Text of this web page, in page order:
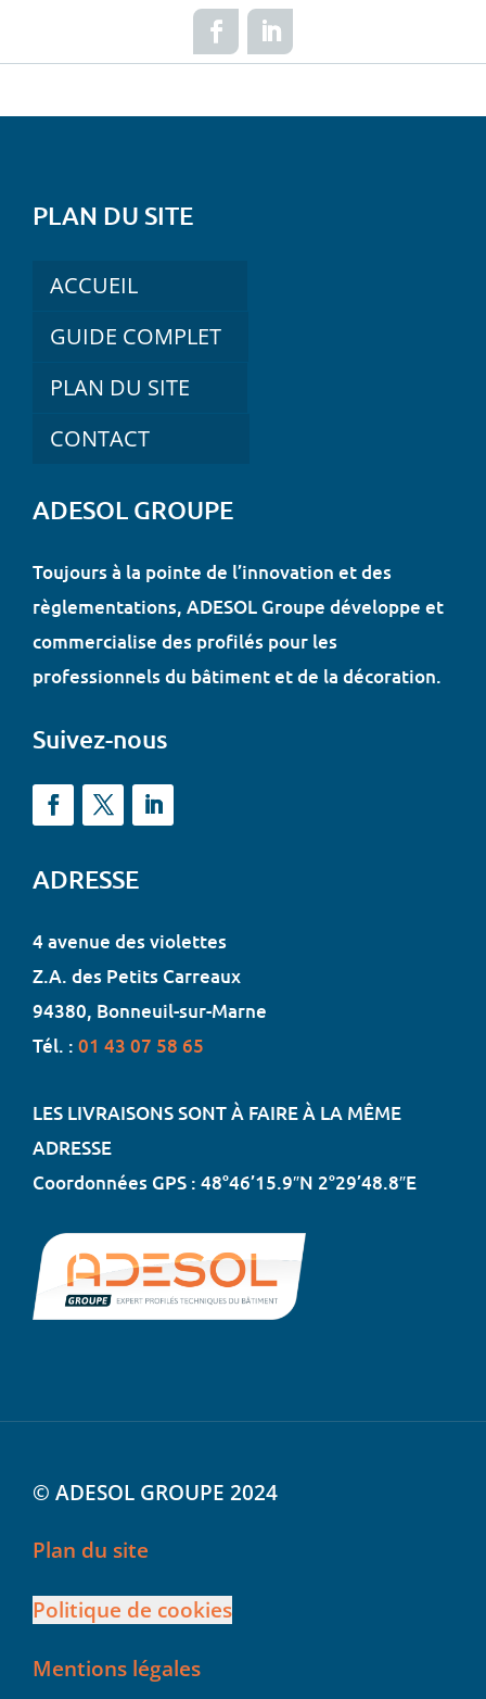
PLAN DU SITE
ACCUEIL
GUIDE COMPLET
PLAN DU SITE
CONTACT
ADESOL GROUPE
Toujours à la pointe de l’innovation et des
règlementations, ADESOL Groupe développe et
commercialise des profilés pour les
professionnels du bâtiment et de la décoration.
Suivez-nous
ADRESSE
4 avenue des violettes
Z.A. des Petits Carreaux
94380, Bonneuil-sur-Marne
Tél. : 01 43 07 58 65
LES LIVRAISONS SONT À FAIRE À LA MÊME
ADRESSE
Coordonnées GPS : 48°46’15.9″N 2°29’48.8″E
© ADESOL GROUPE 2024
Plan du site
Politique de cookies
Mentions légales